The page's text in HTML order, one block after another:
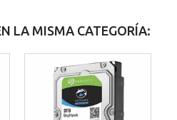
LA MISMA CATEGORÍA: